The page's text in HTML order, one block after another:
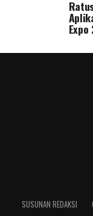
SUSUNAN REDAKSI